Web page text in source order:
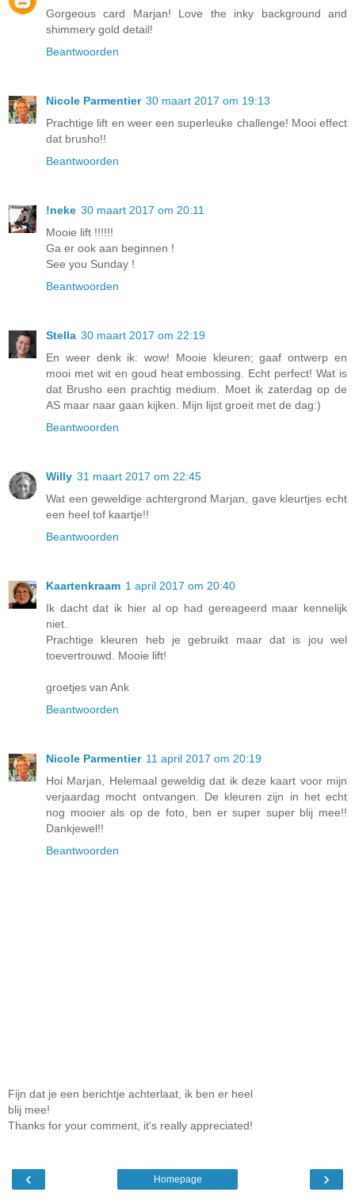
Gorgeous card Marjan! Love the inky background and
shimmery gold detail!
Beantwoorden
Nicole Parmentier 30 maart 2017 om 19:13
Prachtige lift en weer een superleuke challenge! Mooi effect
dat brusho!!
Beantwoorden
!neke 30 maart 2017 om 20:11
Mooie lift !!!!!!
Ga er ook aan beginnen !
See you Sunday !
Beantwoorden
Stella 30 maart 2017 om 22:19
En weer denk ik: wow! Mooie kleuren; gaaf ontwerp en
mooi met wit en goud heat embossing. Echt perfect! Wat is
dat Brusho een prachtig medium. Moet ik zaterdag op de
AS maar naar gaan kijken. Mijn lijst groeit met de dag:)
Beantwoorden
Willy 31 maart 2017 om 22:45
Wat een geweldige achtergrond Marjan, gave kleurtjes echt
een heel tof kaartje!!
Beantwoorden
Kaartenkraam 1 april 2017 om 20:40
Ik dacht dat ik hier al op had gereageerd maar kennelijk
niet.
Prachtige kleuren heb je gebruikt maar dat is jou wel
toevertrouwd. Mooie lift!
groetjes van Ank
Beantwoorden
Nicole Parmentier 11 april 2017 om 20:19
Hoi Marjan, Helemaal geweldig dat ik deze kaart voor mijn
verjaardag mocht ontvangen. De kleuren zijn in het echt
nog mooier als op de foto, ben er super super blij mee!!
Dankjewel!!
Beantwoorden
Fijn dat je een berichtje achterlaat, ik ben er heel
blij mee!
Thanks for your comment, it's really appreciated!
‹ ›
Homepage